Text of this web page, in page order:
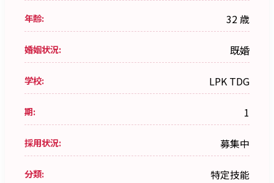
年齢: 32 歳
婚姻状況: 既婚
学校: LPK TDG
期: 1
採用状況: 募集中
分類: 特定技能